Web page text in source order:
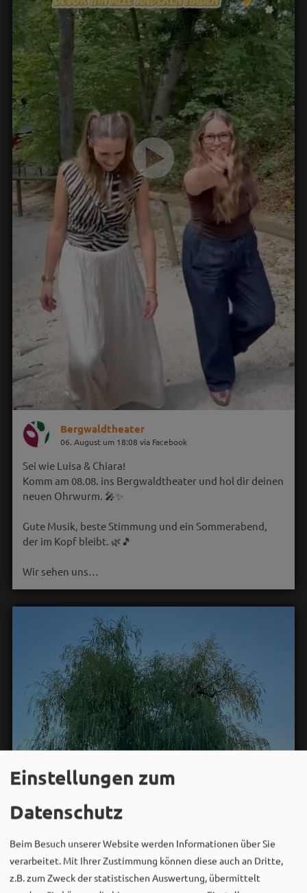
Bergwaldtheater
06. August um 18:08 via Facebook
Sei wie Luisa & Chiara!
Komm am 08.08. ins Bergwaldtheater und hol dir deinen
neuen Ohrwurm. 🎤✨
Gute Musik, beste Stimmung und ein Sommerabend,
der im Kopf bleibt. 🌿🎵
Wir sehen uns…
Einstellungen zum
Datenschutz
Beim Besuch unserer Website werden Informationen über Sie
verarbeitet. Mit Ihrer Zustimmung können diese auch an Dritte,
z.B. zum Zweck der statistischen Auswertung, übermittelt